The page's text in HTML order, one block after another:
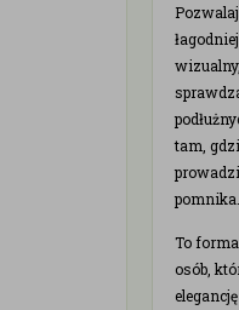
tam,
pomnika.
To
osób,